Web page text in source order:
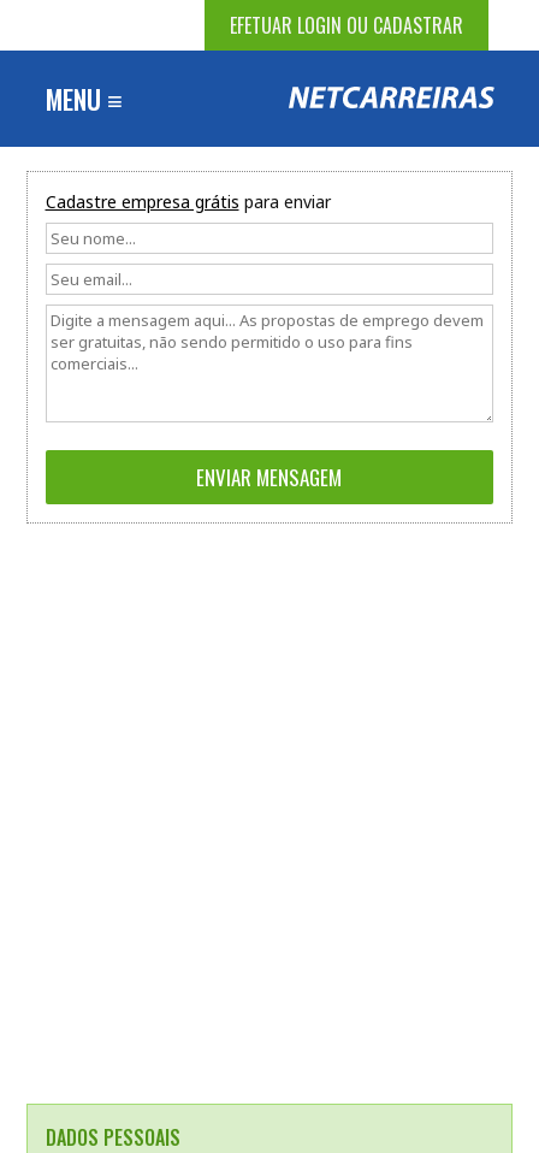
EFETUAR LOGIN OU CADASTRAR
MENU ≡
Cadastre empresa grátis para enviar
DADOS PESSOAIS